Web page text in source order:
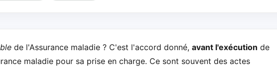
de l'Assurance maladie ? C'est l'accord donné, avant l'exécution de
maladie pour sa prise en charge. Ce sont souvent des actes